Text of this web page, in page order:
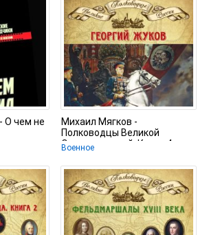
О чем не
Михаил Мягков -
Полководцы Великой
Отечественной. Книга 4.
Военное